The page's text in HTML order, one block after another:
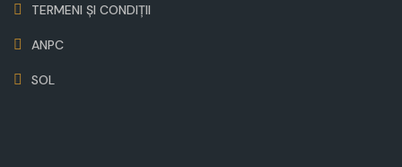
TERMENI ȘI CONDIȚII
ANPC
SOL